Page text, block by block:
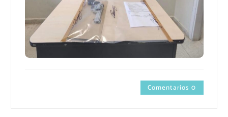
Comentarios 0